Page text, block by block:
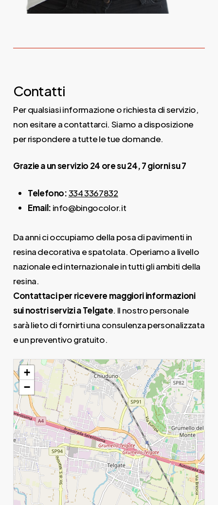
Contatti
Per qualsiasi informazione o richiesta di servizio,
non esitare a contattarci. Siamo a disposizione
per rispondere a tutte le tue domande.
Grazie a un servizio 24 ore su 24, 7 giorni su 7
Telefono:334 3367832
Email: info@bingocolor.it
Da anni ci occupiamo della posa di pavimenti in
resina decorativa e spatolata. Operiamo a livello
nazionale ed internazionale in tutti gli ambiti della
resina.
Contattaci per ricevere maggiori informazioni
sui nostri servizi a Telgate. Il nostro personale
sarà lieto di fornirti una consulenza personalizzata
e un preventivo gratuito.
+
−